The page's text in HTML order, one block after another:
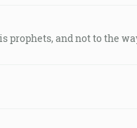
prophets, and not to the